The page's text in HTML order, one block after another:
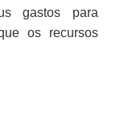
gastos para
os recursos